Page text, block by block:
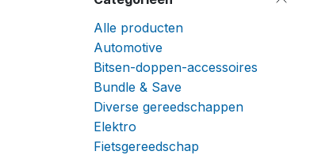
Alle producten
Automotive
Bitsen-doppen-accessoires
Bundle & Save
Diverse gereedschappen
Elektro
Fietsgereedschap